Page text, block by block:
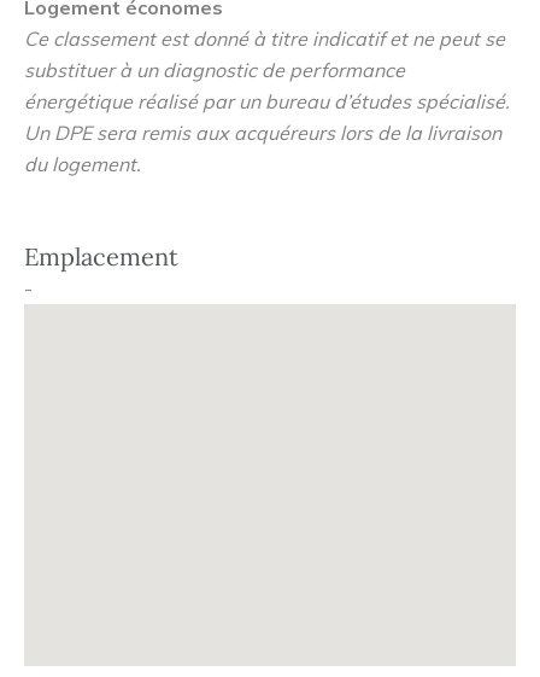
Logement économes
Ce classement est donné à titre indicatif et ne peut se
substituer à un diagnostic de performance
énergétique réalisé par un bureau d’études spécialisé.
Un DPE sera remis aux acquéreurs lors de la livraison
du logement.
Emplacement
-